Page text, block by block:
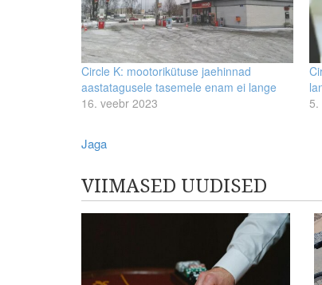
Circle K: mootorikütuse jaehinnad
aastatagusele tasemele enam ei lange
16. veebr 2023
5.
Jaga
VIIMASED UUDISED